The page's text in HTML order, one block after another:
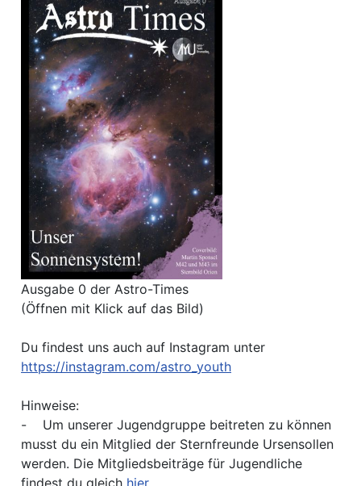
Ausgabe 0 der Astro-Times
(Öffnen mit Klick auf das Bild)
Du findest uns auch auf Instagram unter
https://instagram.com/astro_youth
Hinweise:
- Um unserer Jugendgruppe beitreten zu können
musst du ein Mitglied der Sternfreunde Ursensollen
werden. Die Mitgliedsbeiträge für Jugendliche